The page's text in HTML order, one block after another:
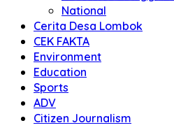
National
Cerita Desa Lombok
CEK FAKTA
Environment
Education
Sports
ADV
Citizen Journalism